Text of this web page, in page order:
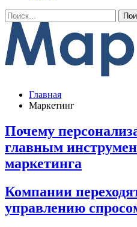
Главная
Маркетинг
Почему
главным
маркетинга
Компании
управлению